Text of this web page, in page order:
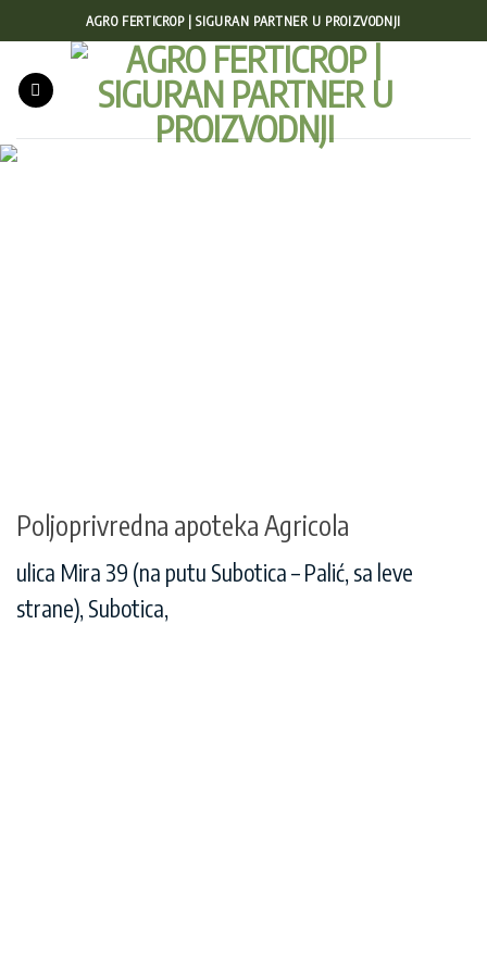
na
sadržaj
AGRO FERTICROP | SIGURAN PARTNER U PROIZVODNJI
Poljoprivredna apoteka Agricola
ulica Mira 39 (na putu Subotica – Palić, sa leve
strane), Subotica,